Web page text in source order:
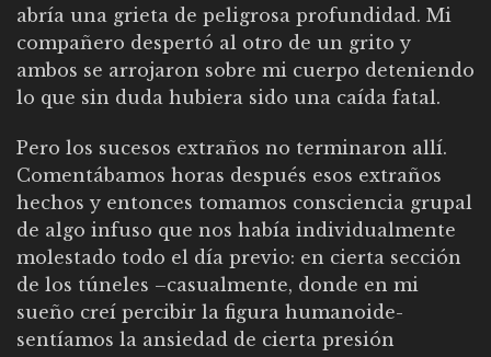
abría una grieta de peligrosa profundidad. Mi
compañero despertó al otro de un grito y
ambos se arrojaron sobre mi cuerpo deteniendo
lo que sin duda hubiera sido una caída fatal.
Pero los sucesos extraños no terminaron allí.
Comentábamos horas después esos extraños
hechos y entonces tomamos consciencia grupal
de algo infuso que nos había individualmente
molestado todo el día previo: en cierta sección
de los túneles –casualmente, donde en mi
sueño creí percibir la figura humanoide-
sentíamos la ansiedad de cierta presión